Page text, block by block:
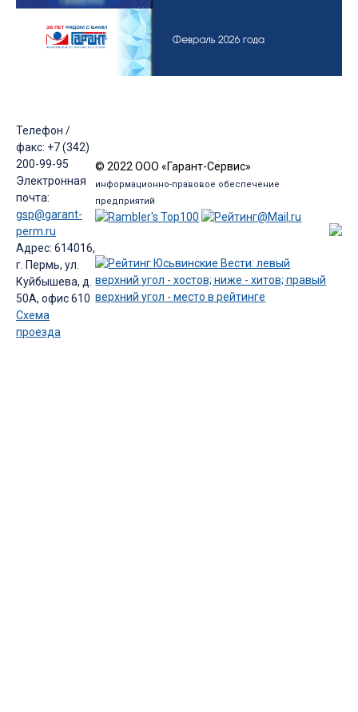
Телефон /
факс: +7 (342)
200-99-95
Электронная
почта:
gsp@garant-
perm.ru
Адрес: 614016,
г. Пермь, ул.
Куйбышева, д.
50А, офис 610
Схема
проезда
© 2022 ООО «Гарант-Сервис»
информационно-правовое обеспечение
предприятий